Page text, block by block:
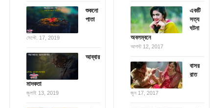
শুকনো
পাতা
সেপ্টে. 17, 2019
আব্বার
মাদকতা
জুলাই 13, 2019
একটি
সত্য
ঘটনা
অবলম্বনে
আগস্ট 12, 2017
বাসর
রাত
জুন 17, 2017